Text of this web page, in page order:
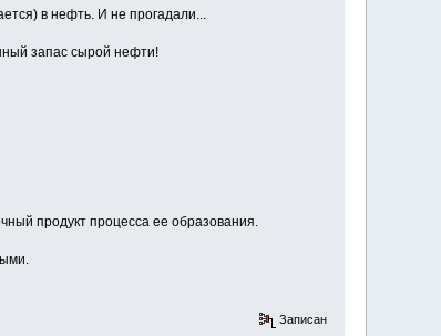
в нефть. И не прогадали...
запас сырой нефти!
продукт процесса ее образования.
Записан